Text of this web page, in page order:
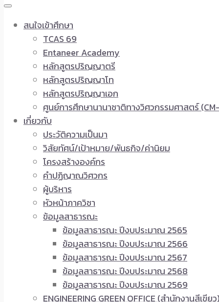
สนใจเข้าศึกษา
TCAS 69
Entaneer Academy
หลักสูตรปริญญาตรี
หลักสูตรปริญญาโท
หลักสูตรปริญญาเอก
ศูนย์การศึกษานานาชาติทางวิศวกรรมศาสตร์
เกี่ยวกับ
ประวัติความเป็นมา
วิสัยทัศน์/เป้าหมาย/พันธกิจ/ค่านิยม
โครงสร้างองค์กร
คำปฏิญาณวิศวกร
ผู้บริหาร
หัวหน้าภาควิชา
ข้อมูลสาธารณะ
ข้อมูลสาธารณะ ปีงบประมาณ 2565
ข้อมูลสาธารณะ ปีงบประมาณ 2566
ข้อมูลสาธารณะ ปีงบประมาณ 2567
ข้อมูลสาธารณะ ปีงบประมาณ 2568
ข้อมูลสาธารณะ ปีงบประมาณ 2569
ENGINEERING GREEN OFFICE (สำนักงานสีเขีย